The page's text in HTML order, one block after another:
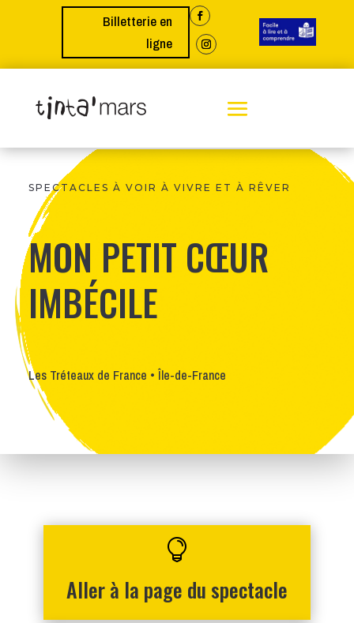
Billetterie en
ligne
SPECTACLES À VOIR À VIVRE ET À RÊVER
MON PETIT CŒUR
IMBÉCILE
Les Tréteaux de France • Île-de-France

Aller à la page du spectacle